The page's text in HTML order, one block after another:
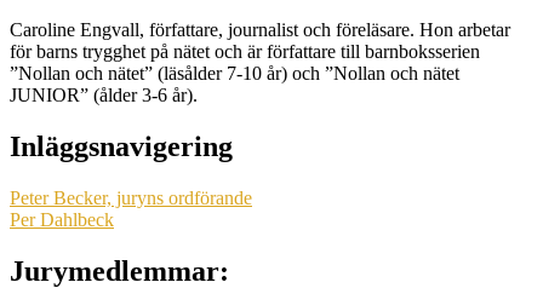
Caroline Engvall, författare, journalist och föreläsare. Hon arbetar
för barns trygghet på nätet och är författare till barnboksserien
”Nollan och nätet” (läsålder 7-10 år) och ”Nollan och nätet
JUNIOR” (ålder 3-6 år).
Inläggsnavigering
Peter Becker, juryns ordförande
Per Dahlbeck
Jurymedlemmar: